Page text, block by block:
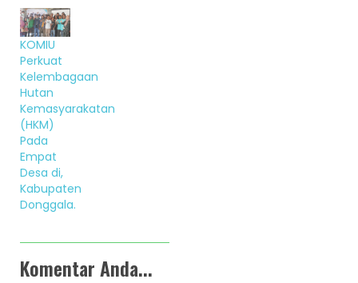
KOMIU
Perkuat
Kelembagaan
Hutan
Kemasyarakatan
(HKM)
Pada
Empat
Desa di,
Kabupaten
Donggala.
Komentar Anda...